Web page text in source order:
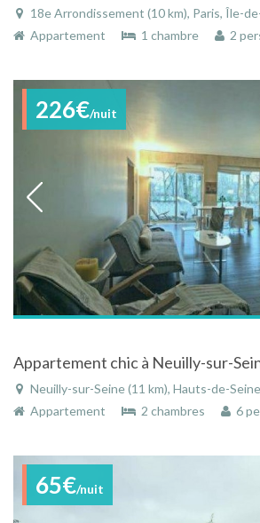
18e Arrondissement (10 km), Paris, Île-
Appartement
1 chambre 2
226€/nuit
Neuilly-sur-Seine (11 km), Hauts-de-
Appartement
2 chambres 6
65€/nuit